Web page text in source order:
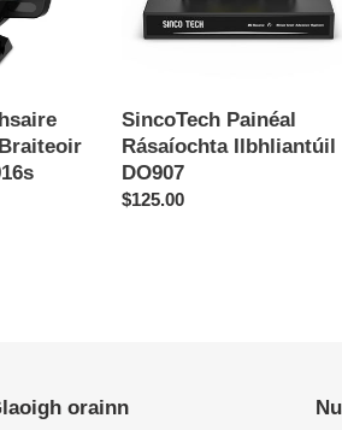
SincoTech Painéal
Rásaíochta Ilbhliantúil
DO907
Regular
$125.00
orainn